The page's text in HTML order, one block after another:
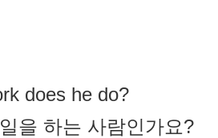
does he do?
을 하는 사람인가요?